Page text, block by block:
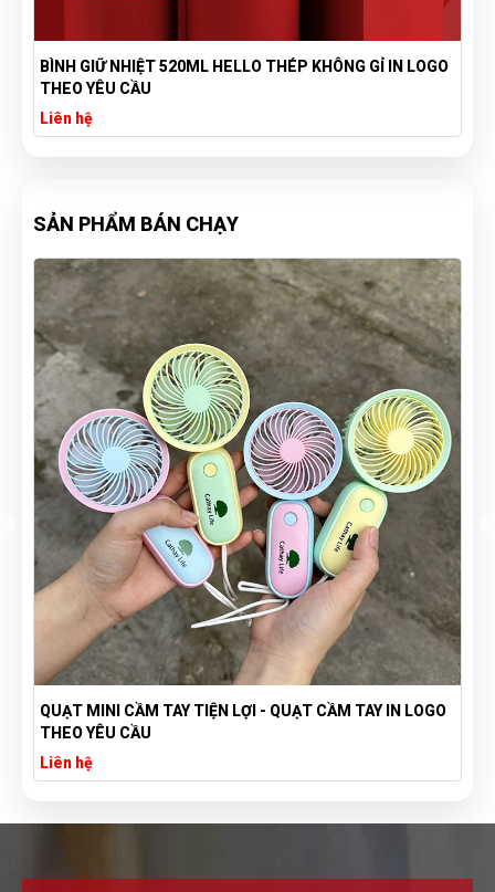
BÌNH GIỮ NHIỆT 520ML HELLO THÉP KHÔNG GỈ IN LOGO
THEO YÊU CẦU
Liên hệ
SẢN PHẨM BÁN CHẠY
QUẠT MINI CẦM TAY TIỆN LỢI - QUẠT CẦM TAY IN LOGO
THEO YÊU CẦU
Liên hệ